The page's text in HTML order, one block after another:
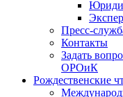
Пресс-
Контакты
Задать
ОРОиК
Рождественские